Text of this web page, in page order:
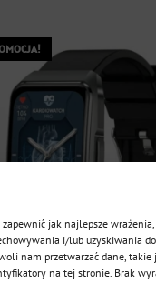
zapewnić jak najlepsze
i/lub uzyskiwania
nam przetwarzać dane,
na tej stronie. Brak